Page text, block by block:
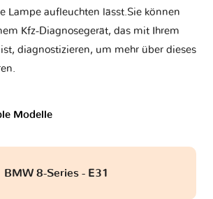
Lampe aufleuchten lässt.Sie können
Kfz-Diagnosegerät, das mit Ihrem
diagnostizieren, um mehr über dieses
Modelle
BMW 8-Series - E31